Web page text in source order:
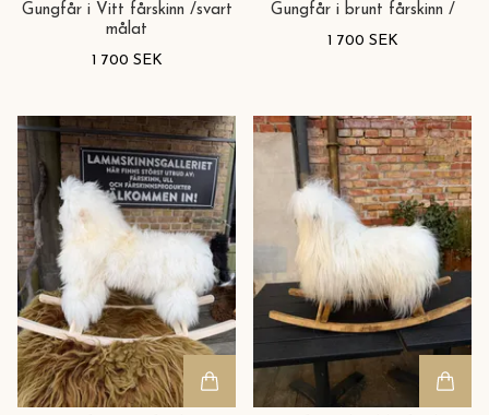
Gungfår i Vitt fårskinn /svart
målat
1 700 SEK
Gungfår i brunt fårskinn /
1 700 SEK